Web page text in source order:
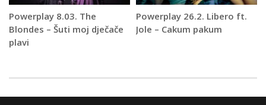
Powerplay 8.03. The
Blondes – Šuti moj dječače
plavi
Powerplay 26.2. Libero ft.
Jole – Cakum pakum